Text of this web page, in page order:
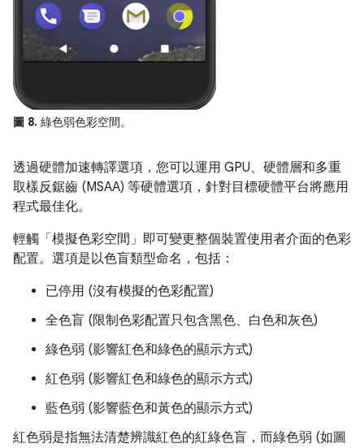
圖 8. 綠色弱色彩空間。
透過硬體加速轉譯選項，您可以運用 GPU、硬體層和多重
取樣反鋸齒 (MSAA) 等硬體選項，針對目標硬體平台將應用
程式最佳化。
輕觸「模擬色彩空間」即可變更整個裝置使用者介面的色彩
配置。 選項是以色盲類型命名，包括：
已停用 (沒有模擬的色彩配置)
全色盲 (限制色彩配置只包含黑色、白色和灰色)
綠色弱 (影響紅色和綠色的顯示方式)
紅色弱 (影響紅色和綠色的顯示方式)
藍色弱 (影響藍色和黃色的顯示方式)
紅色弱是指無法清楚辨識紅色的紅綠色盲，而綠色弱 (如圖